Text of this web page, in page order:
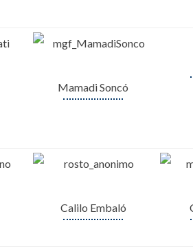
Mamadi Soncó
Calilo Embaló